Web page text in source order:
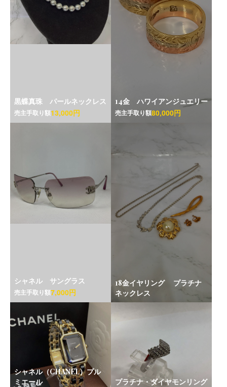
黒蝶真珠 パールネックレス
売主手取り額13,000円
14金 ハワイアンジュエリー
売主手取り額80,000円
シャネル サングラス
売主手取り額7,000円
18金イヤリング プラチナ
ネックレス
シャネル（CHANEL）プル
ミエール
プラチナ・ダイヤモンリング